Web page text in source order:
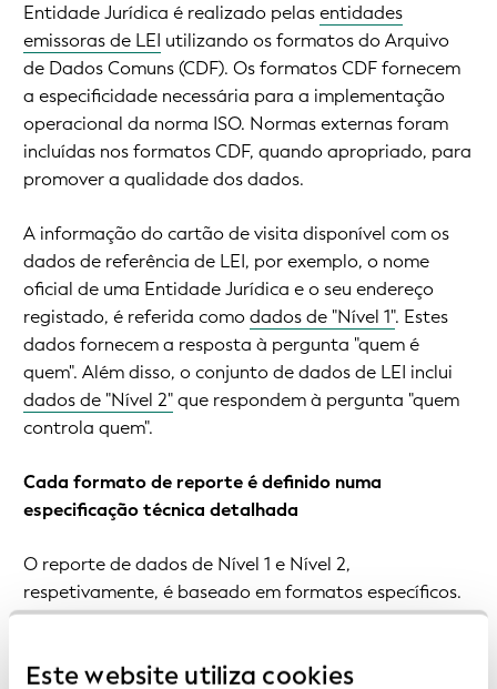
Este website utiliza cookies
Entidade Jurídica é realizado pelasentidades
emissoras de LEI utilizando os formatos do Arquivo
de Dados Comuns (CDF). Os formatos CDF fornecem
a especificidade necessária para a implementação
operacional da norma ISO. Normas externas foram
incluídas nos formatos CDF, quando apropriado, para
promover a qualidade dos dados.
A informação do cartão de visita disponível com os
dados de referência de LEI, por exemplo, o nome
oficial de uma Entidade Jurídica e o seu endereço
registado, é referida comodados de "Nível 1". Estes
dados fornecem a resposta à pergunta "quem é
quem". Além disso, o conjunto de dados de LEI inclui
dados de "Nível 2"que respondem à pergunta "quem
controla quem".
Cada formato de reporte é definido numa
especificação técnica detalhada
O reporte de dados de Nível 1 e Nível 2,
respetivamente, é baseado em formatos específicos.
de especificação pormenorizado e numa definição de